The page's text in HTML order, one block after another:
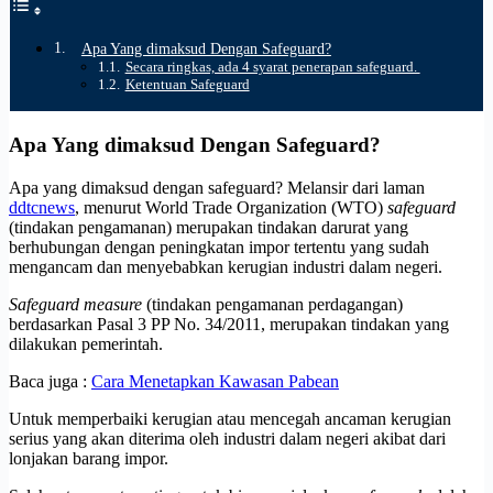
Apa Yang dimaksud Dengan Safeguard?
Secara ringkas, ada 4 syarat penerapan safeguard.
Ketentuan Safeguard
Apa Yang dimaksud Dengan Safeguard?
Apa yang dimaksud dengan safeguard? Melansir dari laman
ddtcnews, menurut World Trade Organization (WTO) safeguard
(tindakan pengamanan) merupakan tindakan darurat yang
berhubungan dengan peningkatan impor tertentu yang sudah
mengancam dan menyebabkan kerugian industri dalam negeri.
Safeguard measure (tindakan pengamanan perdagangan)
berdasarkan Pasal 3 PP No. 34/2011, merupakan tindakan yang
dilakukan pemerintah.
Baca juga : Cara Menetapkan Kawasan Pabean
Untuk memperbaiki kerugian atau mencegah ancaman kerugian
serius yang akan diterima oleh industri dalam negeri akibat dari
lonjakan barang impor.